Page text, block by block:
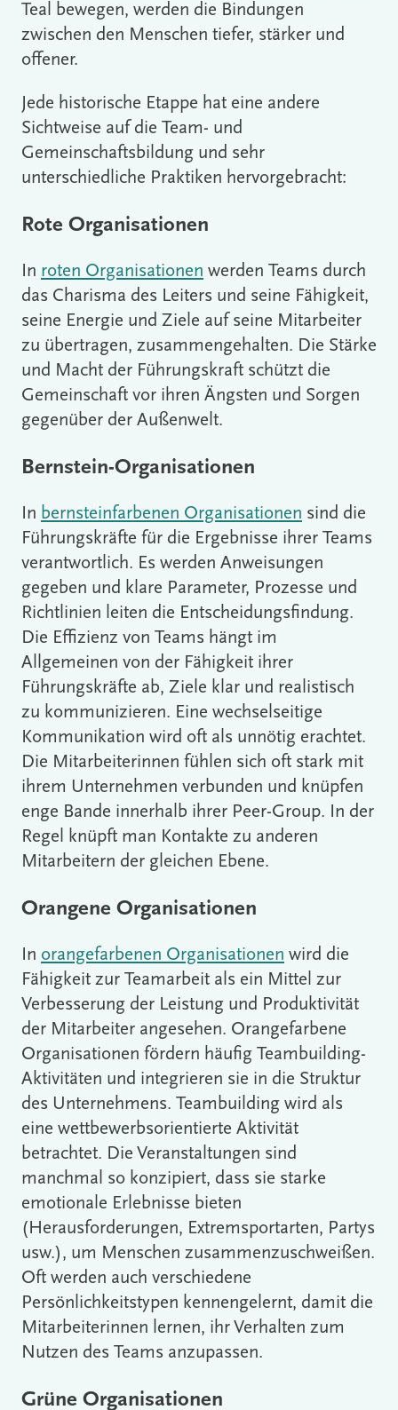
Teal bewegen, werden die Bindungen
zwischen den Menschen tiefer, stärker und
offener.
Jede historische Etappe hat eine andere
Sichtweise auf die Team- und
Gemeinschaftsbildung und sehr
unterschiedliche Praktiken hervorgebracht:
Rote Organisationen
In roten Organisationen werden Teams durch
das Charisma des Leiters und seine Fähigkeit,
seine Energie und Ziele auf seine Mitarbeiter
zu übertragen, zusammengehalten. Die Stärke
und Macht der Führungskraft schützt die
Gemeinschaft vor ihren Ängsten und Sorgen
gegenüber der Außenwelt.
Bernstein-Organisationen
In bernsteinfarbenen Organisationen sind die
Führungskräfte für die Ergebnisse ihrer Teams
verantwortlich. Es werden Anweisungen
gegeben und klare Parameter, Prozesse und
Richtlinien leiten die Entscheidungsfindung.
Die Effizienz von Teams hängt im
Allgemeinen von der Fähigkeit ihrer
Führungskräfte ab, Ziele klar und realistisch
zu kommunizieren. Eine wechselseitige
Kommunikation wird oft als unnötig erachtet.
Die Mitarbeiterinnen fühlen sich oft stark mit
ihrem Unternehmen verbunden und knüpfen
enge Bande innerhalb ihrer Peer-Group. In der
Regel knüpft man Kontakte zu anderen
Mitarbeitern der gleichen Ebene.
Orangene Organisationen
In orangefarbenen Organisationen wird die
Fähigkeit zur Teamarbeit als ein Mittel zur
Verbesserung der Leistung und Produktivität
der Mitarbeiter angesehen. Orangefarbene
Organisationen fördern häufig Teambuilding-
Aktivitäten und integrieren sie in die Struktur
des Unternehmens. Teambuilding wird als
eine wettbewerbsorientierte Aktivität
betrachtet. Die Veranstaltungen sind
manchmal so konzipiert, dass sie starke
emotionale Erlebnisse bieten
(Herausforderungen, Extremsportarten, Partys
usw.), um Menschen zusammenzuschweißen.
Oft werden auch verschiedene
Persönlichkeitstypen kennengelernt, damit die
Mitarbeiterinnen lernen, ihr Verhalten zum
Nutzen des Teams anzupassen.
Grüne Organisationen